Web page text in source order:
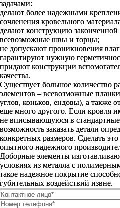
задачами:
делают более надежными
сочленения кровельного
делают конструкцию
всевозможные швы и торцы;
не допускают проникновения
гарантируют нужную
придают конструкции
качества.
Существует большое количество
элементов – всевозможные
углов, коньков, ендовы), а также
еще много другого. Если кровля
не вписывающуюся в стандартные
возможность заказать детали
конкретных размеров. Сделать
опытного надежного
Доборные элементы
условиях из металла с
такое надежное покрытие
губительных воздействий извне.